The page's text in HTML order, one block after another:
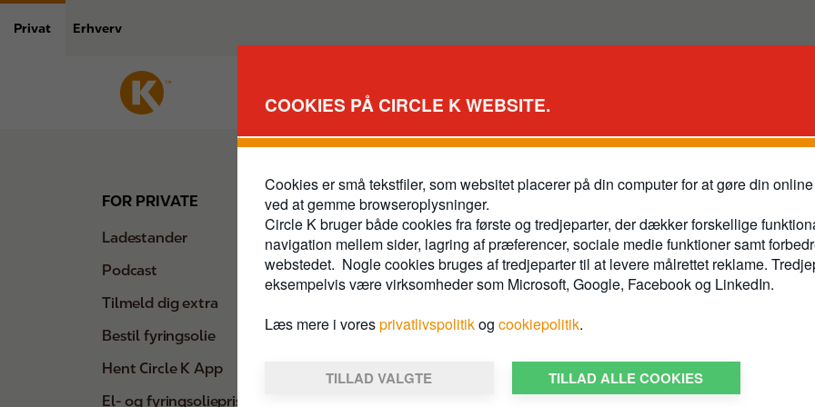
COOKIES PÅ CIRCLE K WEBSITE.
Cookies er små tekstfiler, som websitet placerer på din computer for at gøre din
ved at gemme browseroplysninger.
Circle K bruger både cookies fra første og tredjeparter, der dækker forskellige
navigation mellem sider, lagring af præferencer, sociale medie funktioner samt
webstedet. Nogle cookies bruges af tredjeparter til at levere målrettet reklame.
eksempelvis være virksomheder som Microsoft, Google, Facebook og LinkedIn.
Læs mere i voresprivatlivspolitikogcookiepolitik.
TILLAD VALGTE TILLAD ALLE COOKIES
Gå
Privat Erhverv
FOR PRIVATE
Ladestander
Podcast
Tilmeld dig extra
Bestil fyringsolie
Hent Circle K App
El- og fyringsoliepriser
FOR VIRKSOMHEDER
Ansøg om erhvervskort
Bestil levering
Historiske priser
Job hos Circle K
Ledige stillinger